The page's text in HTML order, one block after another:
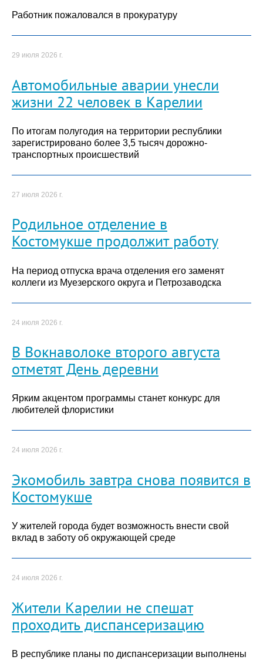
Работник пожаловался в прокуратуру
29 июля 2026 г.
Автомобильные аварии унесли
жизни 22 человек в Карелии
По итогам полугодия на территории республики
зарегистрировано более 3,5 тысяч дорожно-
транспортных происшествий
27 июля 2026 г.
Родильное отделение в
Костомукше продолжит работу
На период отпуска врача отделения его заменят
коллеги из Муезерского округа и Петрозаводска
24 июля 2026 г.
В Вокнаволоке второго августа
отметят День деревни
Ярким акцентом программы станет конкурс для
любителей флористики
24 июля 2026 г.
Экомобиль завтра снова появится в
Костомукше
У жителей города будет возможность внести свой
вклад в заботу об окружающей среде
24 июля 2026 г.
Жители Карелии не спешат
проходить диспансеризацию
В республике планы по диспансеризации выполнены